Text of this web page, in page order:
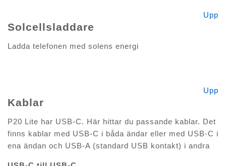
Upp
Solcellsladdare
Ladda telefonen med solens energi
Upp
Kablar
P20 Lite har USB-C. Här hittar du passande kablar. Det
finns kablar med USB-C i båda ändar eller med USB-C i
ena ändan och USB-A (standard USB kontakt) i andra